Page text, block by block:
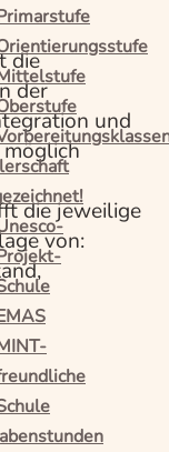
die
der
und
die jeweilige
von: